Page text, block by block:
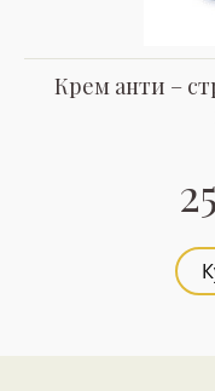
Крем анти –